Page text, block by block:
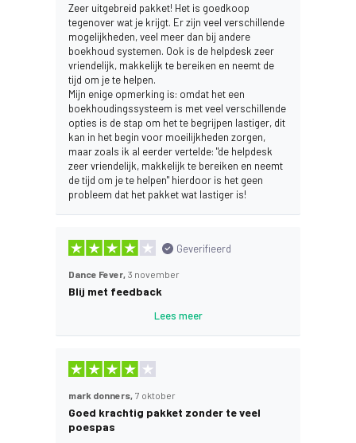
Zeer uitgebreid pakket! Het is goedkoop
tegenover wat je krijgt. Er zijn veel verschillende
mogelijkheden, veel meer dan bij andere
boekhoud systemen. Ook is de helpdesk zeer
vriendelijk, makkelijk te bereiken en neemt de
tijd om je te helpen.
Mijn enige opmerking is: omdat het een
boekhoudingssysteem is met veel verschillende
opties is de stap om het te begrijpen lastiger, dit
kan in het begin voor moeilijkheden zorgen,
maar zoals ik al eerder vertelde: "de helpdesk
zeer vriendelijk, makkelijk te bereiken en neemt
de tijd om je te helpen" hierdoor is het geen
probleem dat het pakket wat lastiger is!
Geverifieerd
Dance Fever, 3 november
Blij met feedback
Lees meer
mark donners, 7 oktober
Goed krachtig pakket zonder te veel
poespas